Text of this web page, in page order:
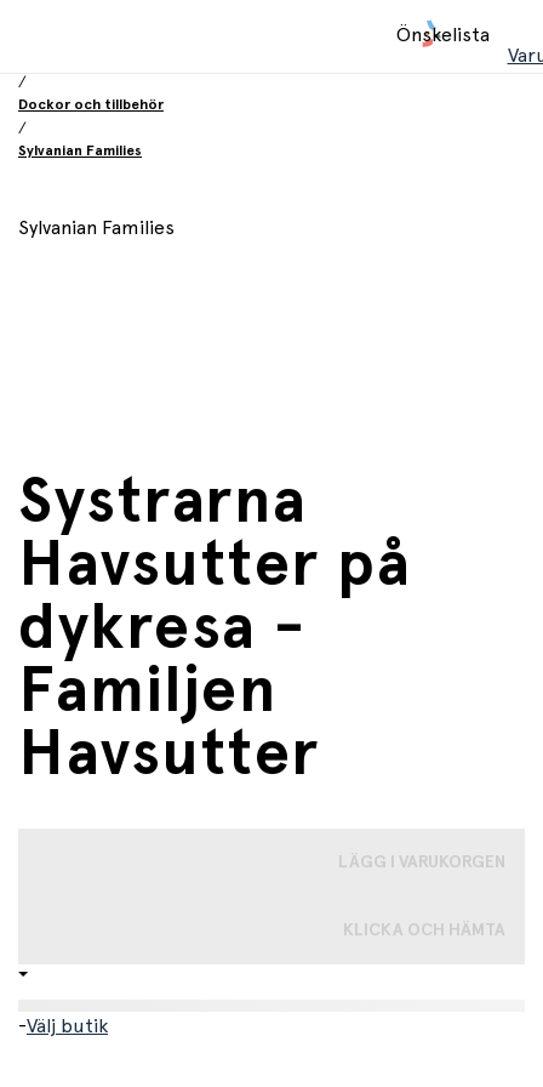
Önskelista
/
Dockor och tillbehör
/
Sylvanian Families
Sylvanian Families
Systrarna
Havsutter på
dykresa -
Familjen
Havsutter
LÄGG I VARUKORGEN
KLICKA OCH HÄMTA
-Välj butik